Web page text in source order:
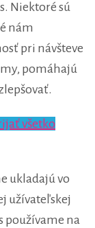
Niektoré sú
nám
pri návšteve
pomáhajú
všetko
ukladajú vo
užívateľskej
používame na